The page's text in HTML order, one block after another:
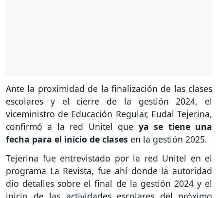
Ante la proximidad de la finalización de las clases
escolares y el cierre de la gestión 2024, el
viceministro de Educación Regular, Eudal Tejerina,
confirmó a la red Unitel que ya se tiene una
fecha para el inicio de clases en la gestión 2025.
Tejerina fue entrevistado por la red Unitel en el
programa La Revista, fue ahí donde la autoridad
dio detalles sobre el final de la gestión 2024 y el